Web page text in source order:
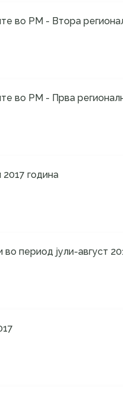
во РМ - Втора
во РМ - Прва
година
период јули-август